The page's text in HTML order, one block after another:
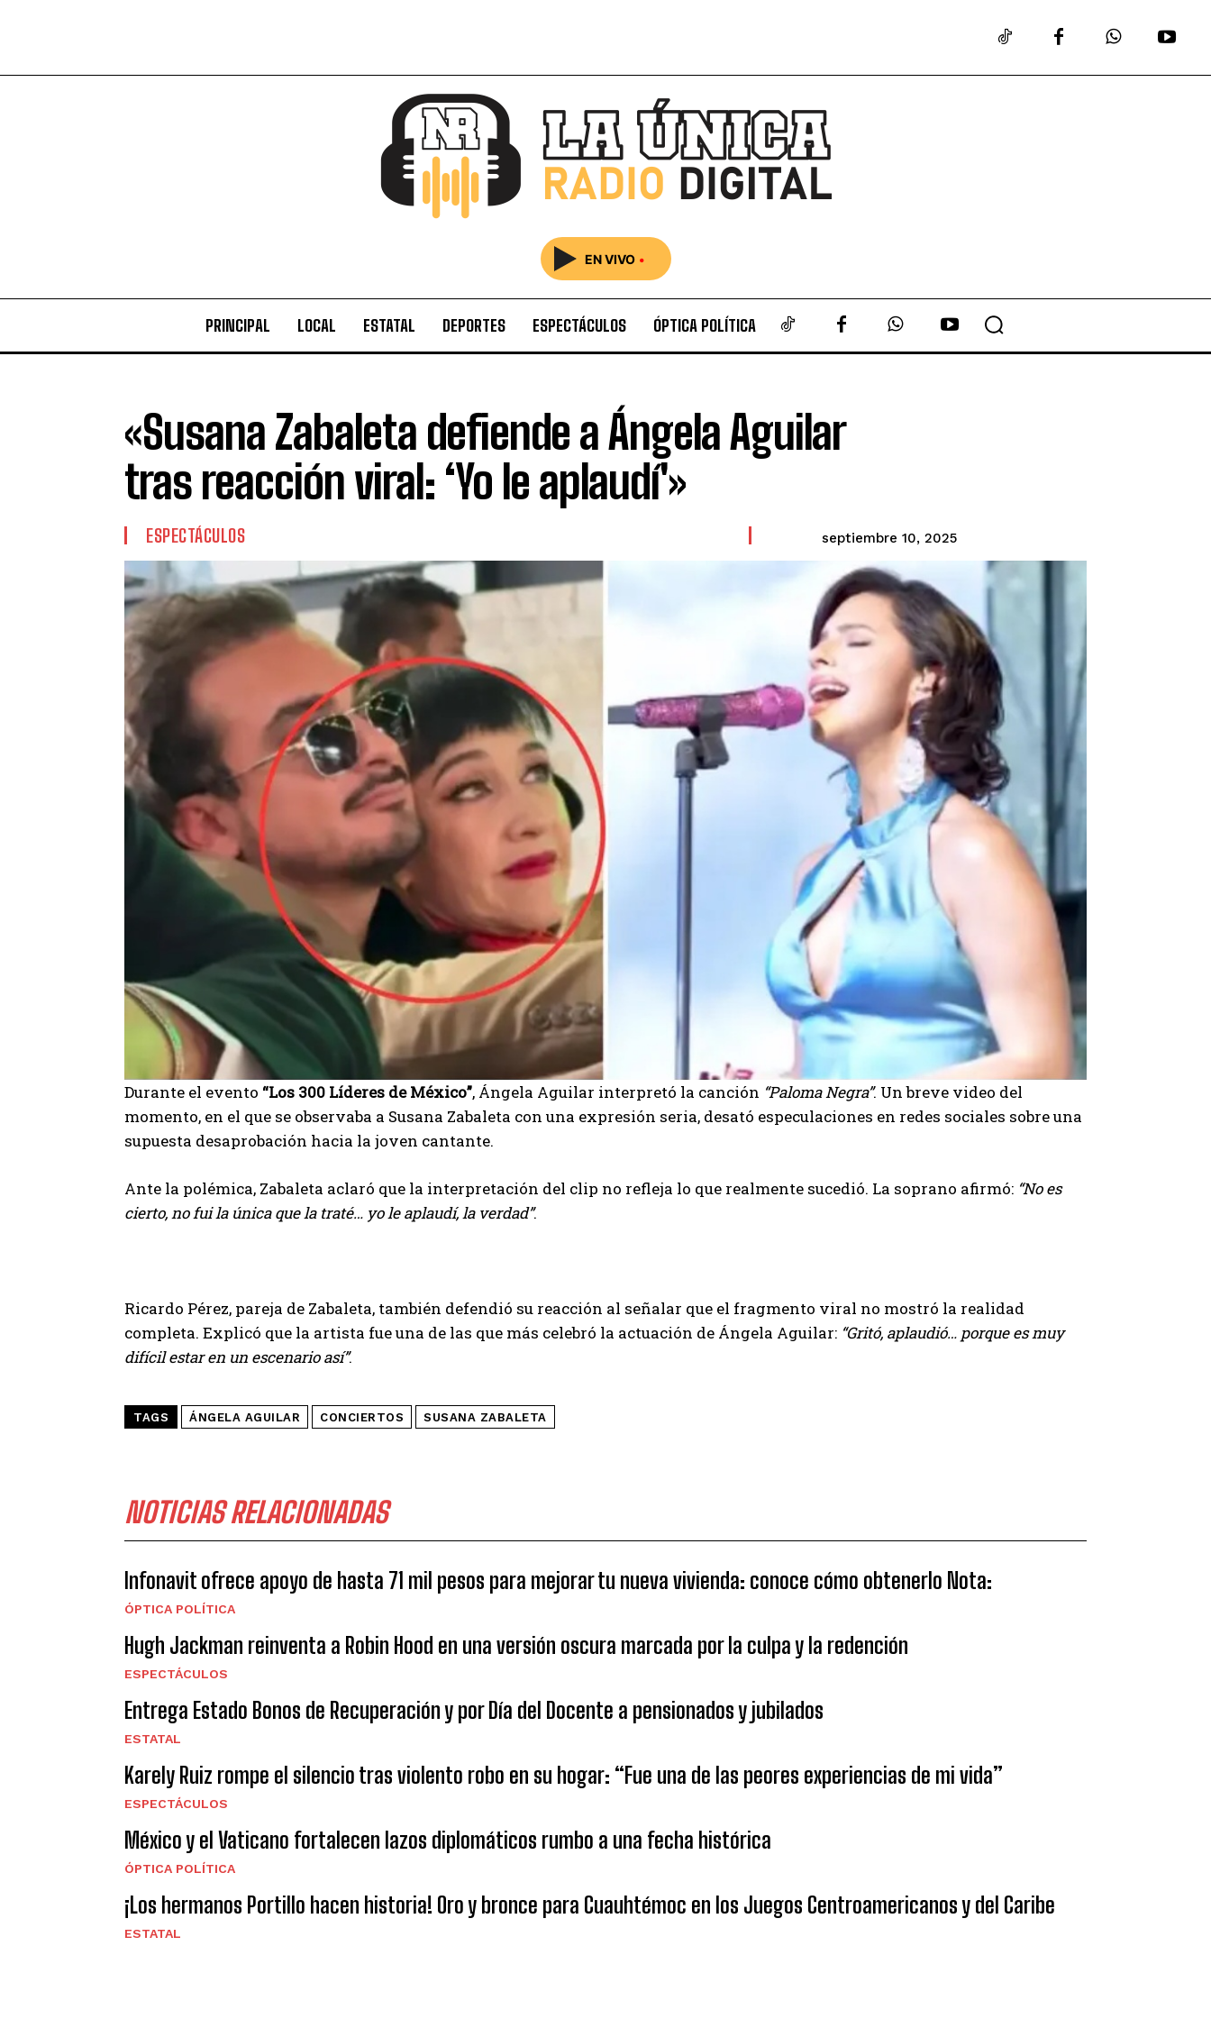
EN VIVO •
PRINCIPAL LOCAL ESTATAL DEPORTES ESPECTÁCULOS ÓPTICA POLÍTICA
«Susana Zabaleta defiende a Ángela Aguilar
tras reacción viral: ‘Yo le aplaudí'»
ESPECTÁCULOS septiembre 10, 2025
Durante el evento “Los 300 Líderes de México”, Ángela Aguilar interpretó la canción “Paloma Negra”. Un breve video del
momento, en el que se observaba a Susana Zabaleta con una expresión seria, desató especulaciones en redes sociales sobre una
supuesta desaprobación hacia la joven cantante.
Ante la polémica, Zabaleta aclaró que la interpretación del clip no refleja lo que realmente sucedió. La soprano afirmó: “No es
cierto, no fui la única que la traté… yo le aplaudí, la verdad”.
Ricardo Pérez, pareja de Zabaleta, también defendió su reacción al señalar que el fragmento viral no mostró la realidad
completa. Explicó que la artista fue una de las que más celebró la actuación de Ángela Aguilar: “Gritó, aplaudió… porque es muy
difícil estar en un escenario así”.
TAGS ÁNGELA AGUILAR CONCIERTOS SUSANA ZABALETA
NOTICIAS RELACIONADAS
Infonavit ofrece apoyo de hasta 71 mil pesos para mejorar tu nueva vivienda: conoce cómo obtenerlo Nota:
ÓPTICA POLÍTICA
Hugh Jackman reinventa a Robin Hood en una versión oscura marcada por la culpa y la redención
ESPECTÁCULOS
Entrega Estado Bonos de Recuperación y por Día del Docente a pensionados y jubilados
ESTATAL
Karely Ruiz rompe el silencio tras violento robo en su hogar: “Fue una de las peores experiencias de mi vida”
ESPECTÁCULOS
México y el Vaticano fortalecen lazos diplomáticos rumbo a una fecha histórica
ÓPTICA POLÍTICA
¡Los hermanos Portillo hacen historia! Oro y bronce para Cuauhtémoc en los Juegos Centroamericanos y del Caribe
ESTATAL